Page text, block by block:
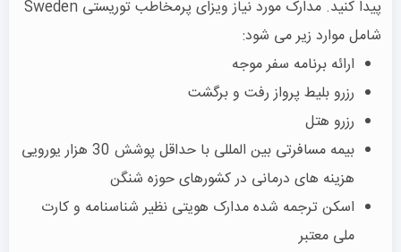
پیدا کنید. مدارک مورد نیاز ویزای پرمخاطب توریستی Sweden
شامل موارد زیر می شود:
ارائه برنامه سفر موجه
رزرو بلیط پرواز رفت و برگشت
رزرو هتل
بیمه مسافرتی بین المللی با حداقل پوشش 30 هزار یورویی
هزینه های درمانی در کشورهای حوزه شنگن
اسکن ترجمه شده مدارک هویتی نظیر شناسنامه و کارت
ملی معتبر